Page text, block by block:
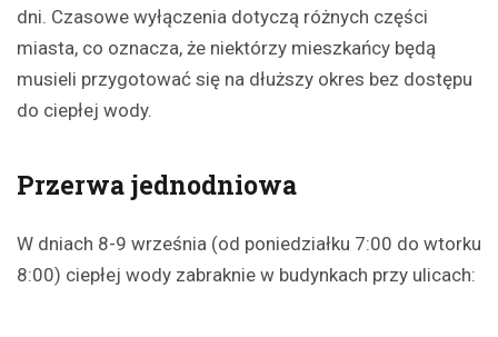
dni. Czasowe wyłączenia dotyczą różnych części
miasta, co oznacza, że niektórzy mieszkańcy będą
musieli przygotować się na dłuższy okres bez dostępu
do ciepłej wody.
Przerwa jednodniowa
W dniach 8-9 września (od poniedziałku 7:00 do wtorku
8:00) ciepłej wody zabraknie w budynkach przy ulicach: